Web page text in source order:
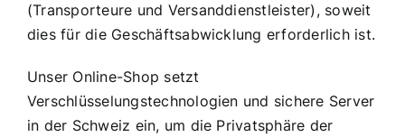
(Transporteure und Versanddienstleister), soweit
dies für die Geschäftsabwicklung erforderlich ist.
Unser Online-Shop setzt
Verschlüsselungstechnologien und sichere Server
in der Schweiz ein, um die Privatsphäre der